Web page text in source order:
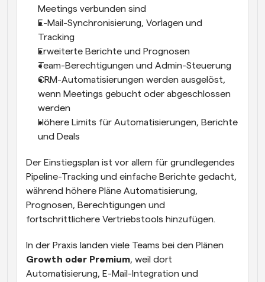
Meetings verbunden sind
E-Mail-Synchronisierung, Vorlagen und
Tracking
Erweiterte Berichte und Prognosen
Team-Berechtigungen und Admin-Steuerung
CRM-Automatisierungen werden ausgelöst,
wenn Meetings gebucht oder abgeschlossen
werden
Höhere Limits für Automatisierungen, Berichte
und Deals
Der Einstiegsplan ist vor allem für grundlegendes
Pipeline-Tracking und einfache Berichte gedacht,
während höhere Pläne Automatisierung,
Prognosen, Berechtigungen und
fortschrittlichere Vertriebstools hinzufügen.
Growth oder Premium, weil dort
Automatisierung, E-Mail-Integration und